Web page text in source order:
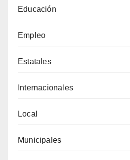
Educación
Empleo
Estatales
Internacionales
Local
Municipales